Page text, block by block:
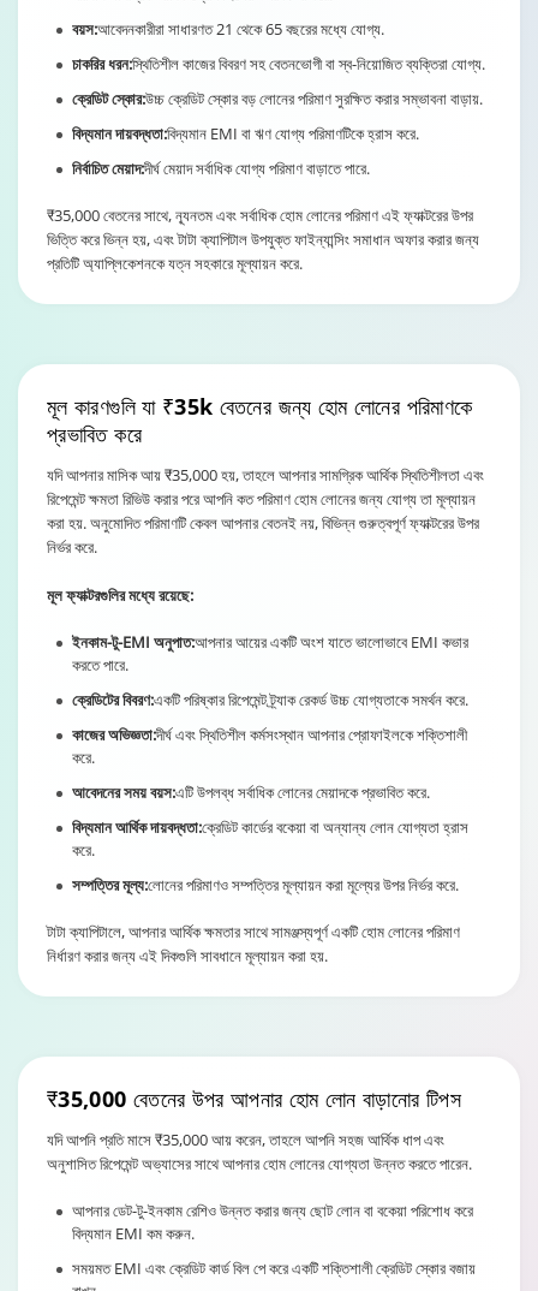
বয়স:আবেদনকারীরা সাধারণত 21 থেকে 65 বছরের মধ্যে যোগ্য.
চাকরির ধরন:স্থিতিশীল কাজের বিবরণ সহ বেতনভোগী বা স্ব-নিয়োজিত ব্যক্তিরা যোগ্য.
ক্রেডিট স্কোর:উচ্চ ক্রেডিট স্কোর বড় লোনের পরিমাণ সুরক্ষিত করার সম্ভাবনা বাড়ায়.
বিদ্যমান দায়বদ্ধতা:বিদ্যমান EMI বা ঋণ যোগ্য পরিমাণটিকে হ্রাস করে.
নির্বাচিত মেয়াদ:দীর্ঘ মেয়াদ সর্বাধিক যোগ্য পরিমাণ বাড়াতে পারে.
₹35,000 বেতনের সাথে, ন্যূনতম এবং সর্বাধিক হোম লোনের পরিমাণ এই ফ্যাক্টরের উপর
ভিত্তি করে ভিন্ন হয়, এবং টাটা ক্যাপিটাল উপযুক্ত ফাইন্যান্সিং সমাধান অফার করার জন্য
প্রতিটি অ্যাপ্লিকেশনকে যত্ন সহকারে মূল্যায়ন করে.
মূল কারণগুলি যা ₹35k বেতনের জন্য হোম লোনের পরিমাণকে
প্রভাবিত করে
যদি আপনার মাসিক আয় ₹35,000 হয়, তাহলে আপনার সামগ্রিক আর্থিক স্থিতিশীলতা এবং
রিপেমেন্ট ক্ষমতা রিভিউ করার পরে আপনি কত পরিমাণ হোম লোনের জন্য যোগ্য তা মূল্যায়ন
করা হয়. অনুমোদিত পরিমাণটি কেবল আপনার বেতনই নয়, বিভিন্ন গুরুত্বপূর্ণ ফ্যাক্টরের উপর
নির্ভর করে.
মূল ফ্যাক্টরগুলির মধ্যে রয়েছে:
ইনকাম-টু-EMI অনুপাত:আপনার আয়ের একটি অংশ যাতে ভালোভাবে EMI কভার
করতে পারে.
ক্রেডিটের বিবরণ:একটি পরিষ্কার রিপেমেন্ট ট্র্যাক রেকর্ড উচ্চ যোগ্যতাকে সমর্থন করে.
কাজের অভিজ্ঞতা:দীর্ঘ এবং স্থিতিশীল কর্মসংস্থান আপনার প্রোফাইলকে শক্তিশালী
করে.
আবেদনের সময় বয়স:এটি উপলব্ধ সর্বাধিক লোনের মেয়াদকে প্রভাবিত করে.
বিদ্যমান আর্থিক দায়বদ্ধতা:ক্রেডিট কার্ডের বকেয়া বা অন্যান্য লোন যোগ্যতা হ্রাস
করে.
সম্পত্তির মূল্য:লোনের পরিমাণও সম্পত্তির মূল্যায়ন করা মূল্যের উপর নির্ভর করে.
টাটা ক্যাপিটালে, আপনার আর্থিক ক্ষমতার সাথে সামঞ্জস্যপূর্ণ একটি হোম লোনের পরিমাণ
নির্ধারণ করার জন্য এই দিকগুলি সাবধানে মূল্যায়ন করা হয়.
₹35,000 বেতনের উপরআপনার হোম লোন বাড়ানোর টিপস
যদি আপনি প্রতি মাসে ₹35,000 আয় করেন, তাহলে আপনি সহজ আর্থিক ধাপ এবং
অনুশাসিত রিপেমেন্ট অভ্যাসের সাথে আপনার হোম লোনের যোগ্যতা উন্নত করতে পারেন.
আপনার ডেট-টু-ইনকাম রেশিও উন্নত করার জন্য ছোট লোন বা বকেয়া পরিশোধ করে
বিদ্যমান EMI কম করুন.
সময়মত EMI এবং ক্রেডিট কার্ড বিল পে করে একটি শক্তিশালী ক্রেডিট স্কোর বজায়